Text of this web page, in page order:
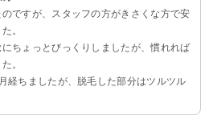
ですが、スタッフの方がきさくな方で安
。
ちょっとびっくりしましたが、慣れれば
。
経ちましたが、脱毛した部分はツルツル